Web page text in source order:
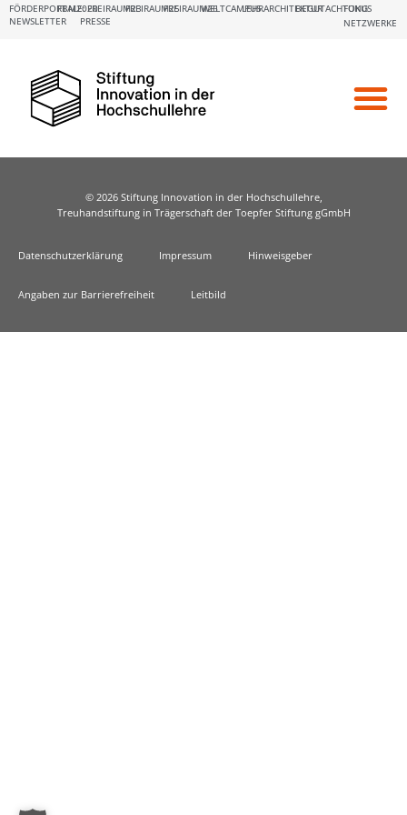
NEWSLETTER PRESSE
FÖRDERPORTALE:
FBM2020FREIRAUM23FREIRAUM25FREIRAUM26WELTCAMPUSLEHRARCHITEKTURBEGUTACHTUNG
FOKUS
NETZWERKE
© 2026 Stiftung Innovation in der Hochschullehre,
Treuhandstiftung in Trägerschaft der Toepfer Stiftung gGmbH
Datenschutzerklärung Impressum Hinweisgeber
Angaben zur Barrierefreiheit Leitbild